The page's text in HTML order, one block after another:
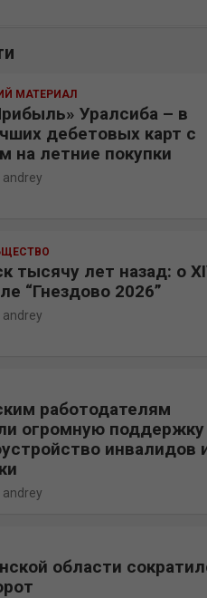
МАТЕРИАЛ
Уралсиба – в
дебетовых карт с
на летние покупки
andrey
тысячу лет назад: о
“Гнездово 2026”
andrey
работодателям
огромную поддержку
инвалидов
andrey
области